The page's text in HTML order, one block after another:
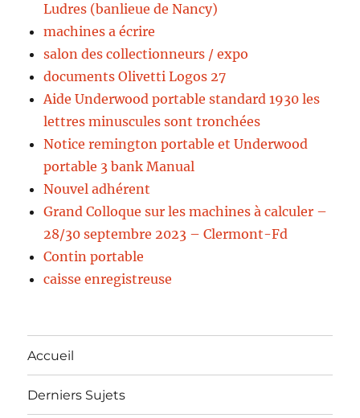
Ludres (banlieue de Nancy)
machines a écrire
salon des collectionneurs / expo
documents Olivetti Logos 27
Aide Underwood portable standard 1930 les
lettres minuscules sont tronchées
Notice remington portable et Underwood
portable 3 bank Manual
Nouvel adhérent
Grand Colloque sur les machines à calculer –
28/30 septembre 2023 – Clermont-Fd
Contin portable
caisse enregistreuse
Accueil
Derniers Sujets